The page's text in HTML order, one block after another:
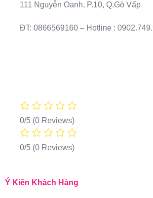
111 Nguyễn Oanh, P.10, Q.Gò Vấp
ĐT: 0866569160 – Hotline :
0/5 (0 Reviews)
0/5 (0 Reviews)
Ý Kiến Khách Hàng